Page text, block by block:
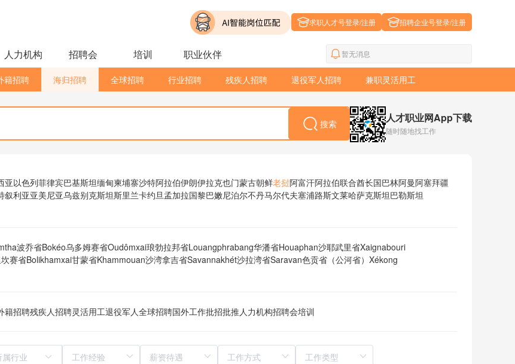
求职人才号登录/注册 招聘企业号登录/注册
人力机构 招聘会 培训 职业伙伴 暂无消息
籍招聘 海归招聘 全球招聘 行业招聘 残疾人招聘 退役军人招聘 兼职灵活用工
搜索 人才职业网App下载
随时随地找工作
亚以色列菲律宾巴基斯坦缅甸柬埔寨沙特阿拉伯伊朗伊拉克也门蒙古朝鲜老挝阿富汗阿拉伯联合酋长国巴林阿曼阿塞拜疆
叙利亚亚美尼亚乌兹别克斯坦斯里兰卡约旦孟加拉国黎巴嫩尼泊尔不丹马尔代夫塞浦路斯文莱哈萨克斯坦巴勒斯坦
波乔省Bokéo乌多姆赛省Oudômxai琅勃拉邦省Louangphrabang华潘省Houaphan沙耶武里省Xaignabouri
赛省Bolikhamxai甘蒙省Khammouan沙湾拿吉省Savannakhét沙拉湾省Saravan色贡省（公河省）Xékong
籍招聘残疾人招聘灵活用工退役军人全球招聘国外工作批招批推人力机构招聘会培训
属行业